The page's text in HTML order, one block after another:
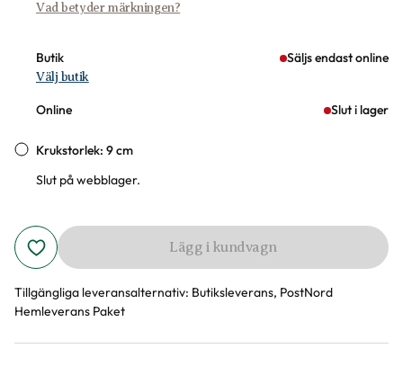
Vad betyder märkningen?
Butik Säljs endast online
Välj butik
Online Slut i lager
Krukstorlek: 9 cm
Slut på webblager.
Lägg i kundvagn
Tillgängliga leveransalternativ: Butiksleverans, PostNord
Hemleverans Paket